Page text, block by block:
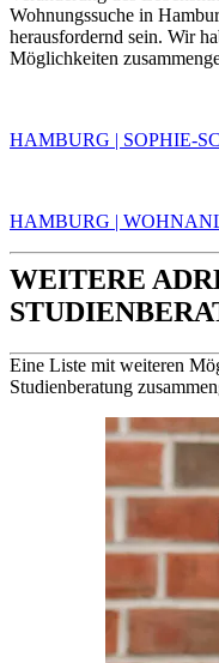
Wohnungssuche in
herausfordernd sein. Wir
Möglichkeiten
HAMBURG | SOPHIE-
HAMBURG |
WEITERE
Eine Liste mit weiteren
Studienberatung